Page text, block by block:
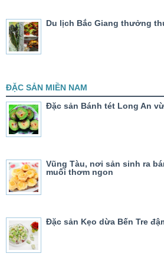
Du lịch Bắc Giang thưởng
ĐẶC SẢN MIỀN NAM
Đặc sản Bánh tét Long An
Vũng Tàu, nơi sản sinh ra
muối thơm ngon
Đặc sản Kẹo dừa Bến Tre